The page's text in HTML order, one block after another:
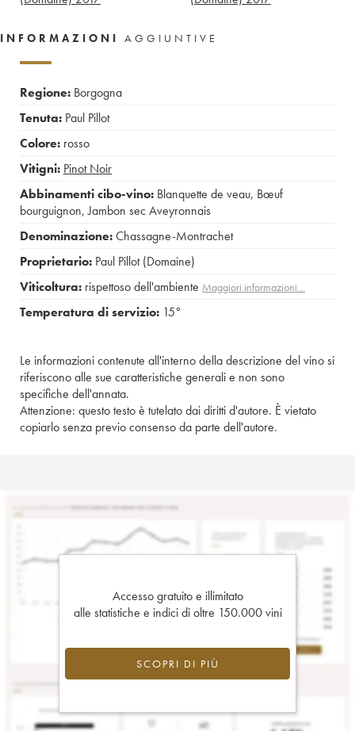
INFORMAZIONI AGGIUNTIVE
Regione: Borgogna
Tenuta: Paul Pillot
Colore: rosso
Vitigni: Pinot Noir
Abbinamenti cibo-vino: Blanquette de veau, Bœuf
bourguignon,Jambon sec Aveyronnais
Denominazione:Chassagne-Montrachet
Proprietario: Paul Pillot (Domaine)
Viticoltura: rispettoso dell'ambiente Maggiori informazioni…
Temperatura di servizio: 15°
Le informazioni contenute all'interno della descrizione del vino si
riferiscono alle sue caratteristiche generali e non sono
specifiche dell'annata.
Attenzione: questo testo è tutelato dai diritti d'autore. È vietato
copiarlo senza previo consenso da parte dell'autore.
Accesso gratuito e illimitato
alle statistiche e indici di oltre 150.000 vini
SCOPRI DI PIÙ